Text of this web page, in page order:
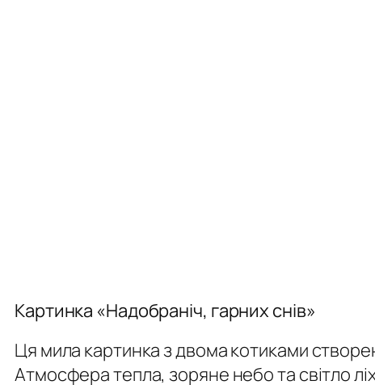
Картинка «Надобраніч, гарних снів»
Ця мила картинка з двома котиками
Атмосфера тепла, зоряне небо та світло